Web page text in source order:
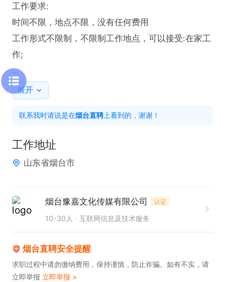
工作要求:
时间不限，地点不限，没有任何费用
工作形式不限制，不限制工作地点，可以接受:在家工
作;
电话里请说是烟台直聘看到的！
展开
联系我时请说是在烟台直聘 上看到的，谢谢！
工作地址
山东省烟台市
烟台豫嘉文化传媒有限公司 认证
10-30人 互联网信息及技术服务
烟台直聘安全提醒
求职过程中请勿缴纳费用，保持谨慎，防止诈骗。如有不实，请
立即举报 立即举报 >